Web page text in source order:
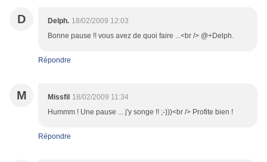
D Delph. 18/02/2009 12:03
Bonne pause !! vous avez de quoi faire ...<br /> @+Delph.
Répondre
M Missfil 18/02/2009 11:34
Hummm ! Une pause ... j'y songe !! ;-)))<br /> Profite bien !
Répondre